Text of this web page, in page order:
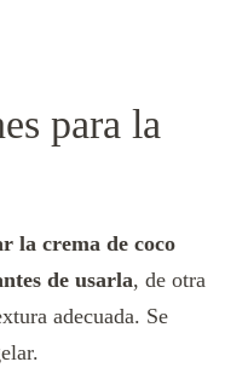
para la
la crema de coco
de usarla, de otra
adecuada. Se